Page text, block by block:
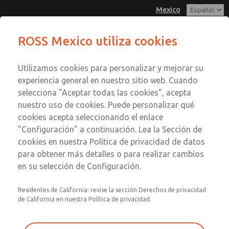
Mexico
Cuenta
Registrarse
Inscribirse
Serie MD3
MD353ECA6C22N
Enviar esta página por correo
electrónico
Servicio al Cliente
1-800-GET-ROSS
Servicio Tecnico
1-888-TEK-ROSS
ROSS Mexico utiliza cookies
Utilizamos cookies para personalizar y mejorar su
experiencia general en nuestro sitio web. Cuando
selecciona "Aceptar todas las cookies", acepta
nuestro uso de cookies. Puede personalizar qué
cookies acepta seleccionando el enlace
"Configuración" a continuación. Lea la Sección de
cookies en nuestra Política de privacidad de datos
para obtener más detalles o para realizar cambios
en su selección de Configuración.
Residentes de California: revise la sección Derechos de privacidad
de California en nuestra Política de privacidad.